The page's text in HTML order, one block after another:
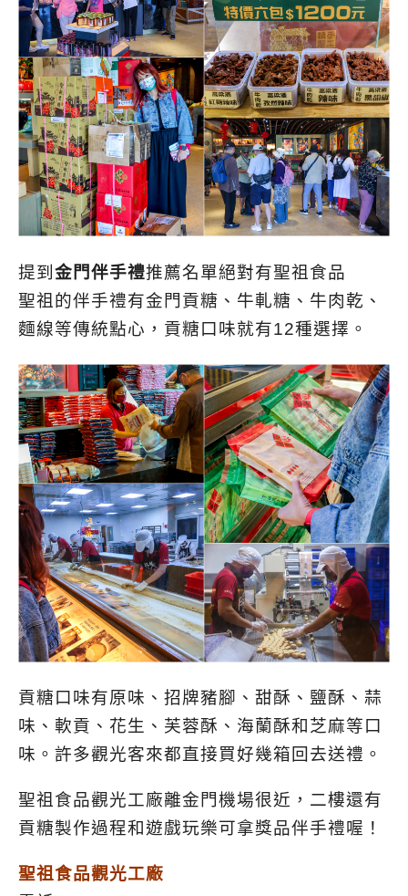
提到 金門伴手禮推薦名單絕對有聖祖食品
聖祖的伴手禮有金門貢糖、牛軋糖、牛肉乾、
麵線等傳統點心，貢糖口味就有12種選擇。
貢糖口味有原味、招牌豬腳、甜酥、鹽酥、蒜
味、軟貢、花生、芙蓉酥、海蘭酥和芝麻等口
味。許多觀光客來都直接買好幾箱回去送禮。
聖祖食品觀光工廠離金門機場很近，二樓還有
貢糖製作過程和遊戲玩樂可拿獎品伴手禮喔！
聖祖食品觀光工廠